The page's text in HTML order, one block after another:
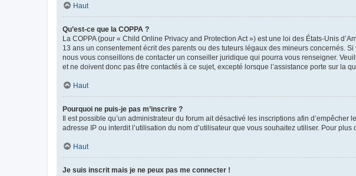
Haut
Qu’est-ce que la COPPA ?
La COPPA (pour « Child Online Privacy and Protection Act ») est une loi des États-Unis
13 ans un consentement écrit des parents ou des tuteurs légaux des mineurs concernés.
nous vous conseillons de contacter un conseiller juridique qui pourra vous renseigner.
et ne doivent donc pas être contactés à ce sujet, excepté lorsque l’assistance porte sur la
Haut
Pourquoi ne puis-je pas m’inscrire ?
Il est possible qu’un administrateur du forum ait désactivé les inscriptions afin
adresse IP ou interdit l’utilisation du nom d’utilisateur que vous souhaitez utiliser. Pour
Haut
Je suis inscrit mais je ne peux pas me connecter !